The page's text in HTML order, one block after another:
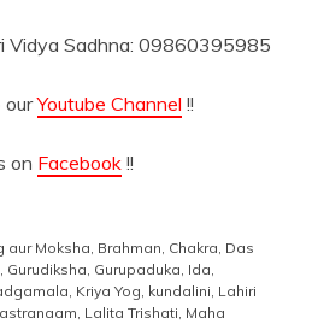
Vidya Sadhna: 09860395985
ourYoutube Channel !!
on Facebook !!
aur Moksha, Brahman, Chakra, Das
, Gurudiksha, Gurupaduka, Ida,
, Kriya Yog, kundalini, Lahiri
, Lalita Trishati, Maha